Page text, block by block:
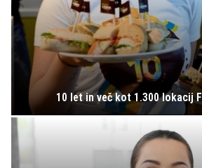
10 let in več kot 1.300 lokacij